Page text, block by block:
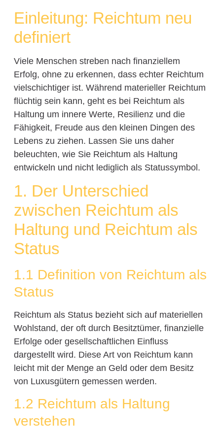
Einleitung: Reichtum neu
definiert
Viele Menschen streben nach finanziellem
Erfolg, ohne zu erkennen, dass echter Reichtum
vielschichtiger ist. Während materieller Reichtum
flüchtig sein kann, geht es bei Reichtum als
Haltung um innere Werte, Resilienz und die
Fähigkeit, Freude aus den kleinen Dingen des
Lebens zu ziehen. Lassen Sie uns daher
beleuchten, wie Sie Reichtum als Haltung
entwickeln und nicht lediglich als Statussymbol.
1. Der Unterschied
zwischen Reichtum als
Haltung und Reichtum als
Status
1.1 Definition von Reichtum als
Status
Reichtum als Status bezieht sich auf materiellen
Wohlstand, der oft durch Besitztümer, finanzielle
Erfolge oder gesellschaftlichen Einfluss
dargestellt wird. Diese Art von Reichtum kann
leicht mit der Menge an Geld oder dem Besitz
von Luxusgütern gemessen werden.
1.2 Reichtum als Haltung
verstehen